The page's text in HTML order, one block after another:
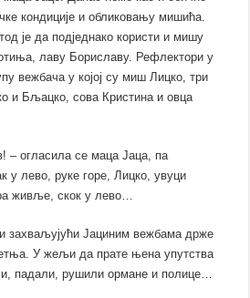
кондиције и обликовању мишића.
је да подједнако користи и мишу
лаву Бориславу. Рефлектори у
вежбача у којој су миш Лицко, три
и Бљацко, сова Кристина и овца
– огласила се маца Јаца, па
у лево, руке горе, Лицко, увуци
живље, скок у лево…
захваљујући Јациним вежбама држе
У жељи да прате њена упутства
падали, рушили ормане и полице…